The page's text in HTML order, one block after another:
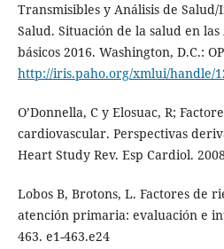
Transmisibles y Análisis de
Salud. Situación de la salud en
básicos 2016. Washington, D.C.:
http://iris.paho.org/xmlui/handle/
O’Donnella, C y Elosuac, R;
cardiovascular. Perspectivas
Heart Study Rev. Esp Cardiol.
Lobos B, Brotons, L. Factores de
atención primaria: evaluación e
463. e1-463.e24